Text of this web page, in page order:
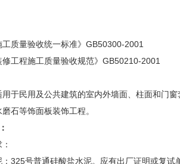
工质量验收统一标准》GB50300-2001
修工程施工质量验收规范》GB50210-2001
于民用及公共建筑的室内外墙面、柱面和门
石等饰面板装饰工程。
325号普通硅酸盐水泥。应有出厂证明或复试